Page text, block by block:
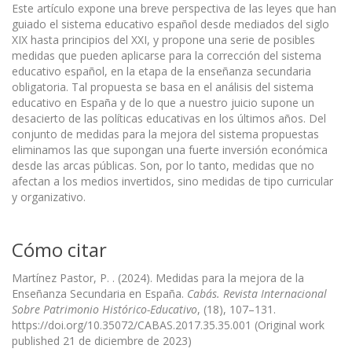
Este artículo expone una breve perspectiva de las leyes que han
guiado el sistema educativo español desde mediados del siglo
XIX hasta principios del XXI, y propone una serie de posibles
medidas que pueden aplicarse para la corrección del sistema
educativo español, en la etapa de la enseñanza secundaria
obligatoria. Tal propuesta se basa en el análisis del sistema
educativo en España y de lo que a nuestro juicio supone un
desacierto de las políticas educativas en los últimos años. Del
conjunto de medidas para la mejora del sistema propuestas
eliminamos las que supongan una fuerte inversión económica
desde las arcas públicas. Son, por lo tanto, medidas que no
afectan a los medios invertidos, sino medidas de tipo curricular
y organizativo.
Cómo citar
Martínez Pastor, P. . (2024). Medidas para la mejora de la
Enseñanza Secundaria en España. Cabás. Revista Internacional
Sobre Patrimonio Histórico-Educativo, (18), 107–131.
https://doi.org/10.35072/CABAS.2017.35.35.001 (Original work
published 21 de diciembre de 2023)